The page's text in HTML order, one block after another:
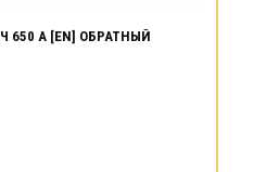
650 А [EN] ОБРАТНЫЙ